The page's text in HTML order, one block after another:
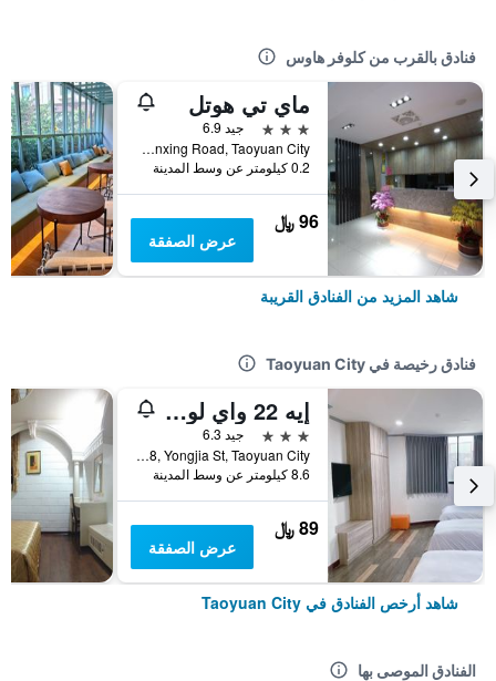
فنادق بالقرب من كلوفر هاوس
ماي تي هوتل
3 نجوم
جيد 6.9
No. 7, Jianxing Road, Taoyuan City, تايوان
0.2 كيلومتر عن وسط المدينة
96 ﷼
عرض الصفقة
شاهد المزيد من الفنادق القريبة
فنادق رخيصة في Taoyuan City
إيه 22 واي لو هوتل
3 نجوم
جيد 6.3
No.98, Yongjia St, Taoyuan City, تايوان
8.6 كيلومتر عن وسط المدينة
89 ﷼
عرض الصفقة
شاهد أرخص الفنادق في Taoyuan City
الفنادق الموصى بها